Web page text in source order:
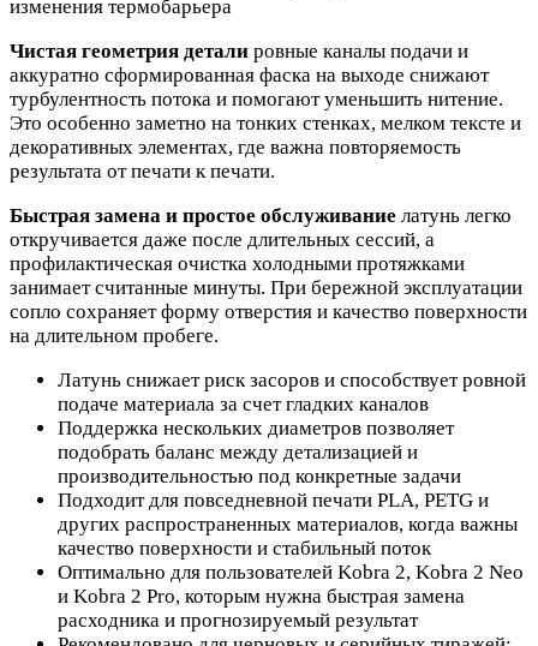
изменения термобарьера
Чистая геометрия детали ровные каналы подачи и
аккуратно сформированная фаска на выходе снижают
турбулентность потока и помогают уменьшить нитение.
Это особенно заметно на тонких стенках, мелком тексте и
декоративных элементах, где важна повторяемость
результата от печати к печати.
Быстрая замена и простое обслуживание латунь легко
откручивается даже после длительных сессий, а
профилактическая очистка холодными протяжками
занимает считанные минуты. При бережной эксплуатации
сопло сохраняет форму отверстия и качество поверхности
на длительном пробеге.
Латунь снижает риск засоров и способствует ровной
подаче материала за счет гладких каналов
Поддержка нескольких диаметров позволяет
подобрать баланс между детализацией и
производительностью под конкретные задачи
Подходит для повседневной печати PLA, PETG и
других распространенных материалов, когда важны
качество поверхности и стабильный поток
Оптимально для пользователей Kobra 2, Kobra 2 Neo
и Kobra 2 Pro, которым нужна быстрая замена
расходника и прогнозируемый результат